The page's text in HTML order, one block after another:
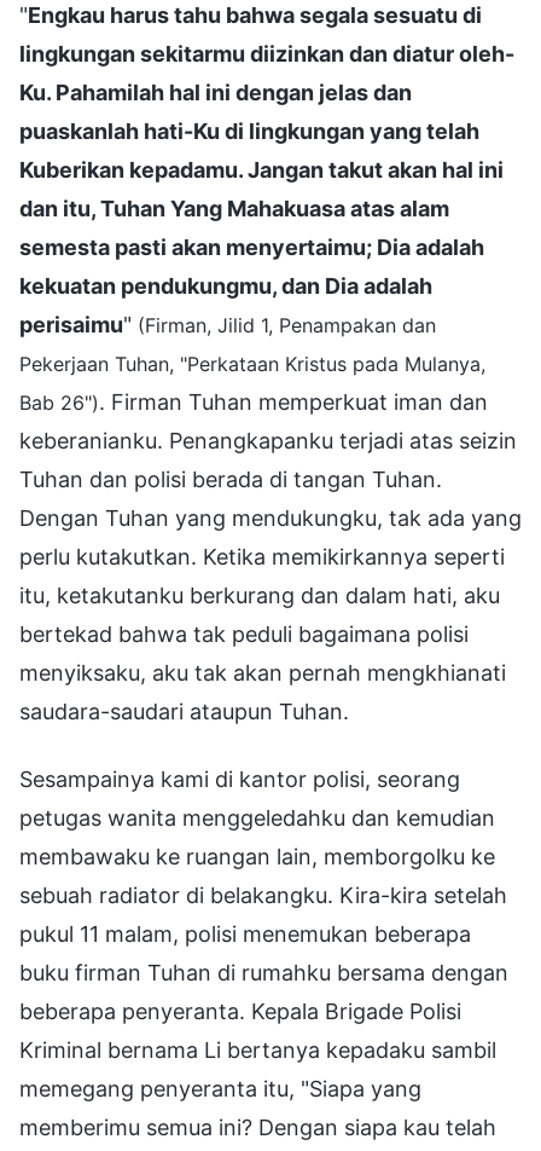
"Engkau harus tahu bahwa segala sesuatu di
lingkungan sekitarmu diizinkan dan diatur oleh-
Ku. Pahamilah hal ini dengan jelas dan
puaskanlah hati-Ku di lingkungan yang telah
Kuberikan kepadamu. Jangan takut akan hal ini
dan itu, Tuhan Yang Mahakuasa atas alam
semesta pasti akan menyertaimu; Dia adalah
kekuatan pendukungmu, dan Dia adalah
perisaimu" (Firman, Jilid 1, Penampakan dan
Pekerjaan Tuhan, "Perkataan Kristus pada Mulanya,
Bab 26"). Firman Tuhan memperkuat iman dan
keberanianku. Penangkapanku terjadi atas seizin
Tuhan dan polisi berada di tangan Tuhan.
Dengan Tuhan yang mendukungku, tak ada yang
perlu kutakutkan. Ketika memikirkannya seperti
itu, ketakutanku berkurang dan dalam hati, aku
bertekad bahwa tak peduli bagaimana polisi
menyiksaku, aku tak akan pernah mengkhianati
saudara-saudari ataupun Tuhan.
Sesampainya kami di kantor polisi, seorang
petugas wanita menggeledahku dan kemudian
membawaku ke ruangan lain, memborgolku ke
sebuah radiator di belakangku. Kira-kira setelah
pukul 11 malam, polisi menemukan beberapa
buku firman Tuhan di rumahku bersama dengan
beberapa penyeranta. Kepala Brigade Polisi
Kriminal bernama Li bertanya kepadaku sambil
memegang penyeranta itu, "Siapa yang
memberimu semua ini? Dengan siapa kau telah